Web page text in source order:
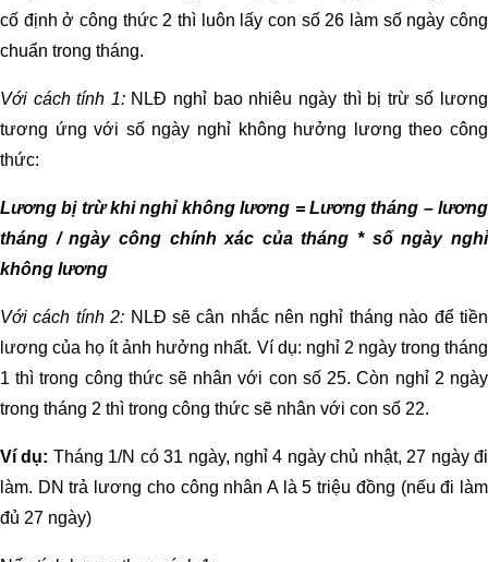
cố định ở công thức 2 thì luôn lấy con số 26 làm số ngày công
chuẩn trong tháng.
Với cách tính 1:NLĐ nghỉ bao nhiêu ngày thì bị trừ số lương
tương ứng với số ngày nghỉ không hưởng lương theo công
thức:
Lương bị trừ khi nghỉ không lương = Lương tháng – lương
tháng / ngày công chính xác của tháng * số ngày nghỉ
không lương
Với cách tính 2: NLĐ sẽ cân nhắc nên nghỉ tháng nào để tiền
lương của họ ít ảnh hưởng nhất. Ví dụ: nghỉ 2 ngày trong tháng
1 thì trong công thức sẽ nhân với con số 25. Còn nghỉ 2 ngày
trong tháng 2 thì trong công thức sẽ nhân với con số 22.
Ví dụ: Tháng 1/N có 31 ngày, nghỉ 4 ngày chủ nhật, 27 ngày đi
làm. DN trả lương cho công nhân A là 5 triệu đồng (nếu đi làm
đủ 27 ngày)